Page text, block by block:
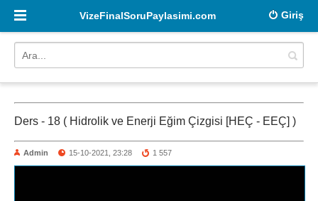
Giriş
VizeFinalSoruPaylasimi.com
Ders - 18 ( Hidrolik ve Enerji Eğim Çizgisi [HEÇ - EEÇ] )
Admin 15-10-2021, 23:28 1 557